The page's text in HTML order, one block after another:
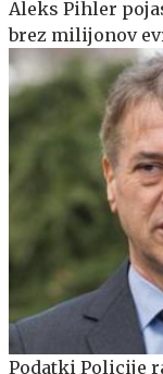
Aleks Pihler
brez milijonov
Podatki Policije